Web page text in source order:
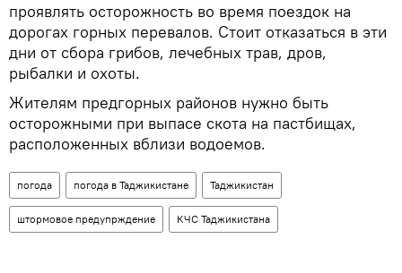
проявлять осторожность во время поездок на
дорогах горных перевалов. Стоит отказаться в эти
дни от сбора грибов, лечебных трав, дров,
рыбалки и охоты.
Жителям предгорных районов нужно быть
осторожными при выпасе скота на пастбищах,
расположенных вблизи водоемов.
погода погода в Таджикистане Таджикистан
штормовое предупрждение КЧС Таджикистана